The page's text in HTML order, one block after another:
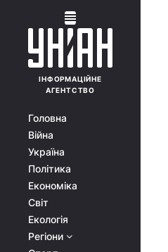
ІНФОРМАЦІЙНЕ
АГЕНТСТВО
Головна
Війна
Україна
Політика
Економіка
Світ
Екологія
Регіони